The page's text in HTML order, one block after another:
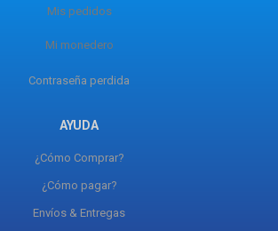
Mis pedidos
Mi monedero
Contraseña perdida
AYUDA
¿Cómo Comprar?
¿Cómo pagar?
Envíos & Entregas